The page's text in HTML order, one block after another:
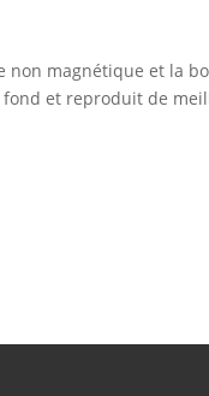
non magnétique et la
et reproduit de